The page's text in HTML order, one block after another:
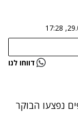
דווחו לנו
נפצעו הבוקר